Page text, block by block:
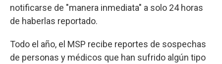
notificarse de "manera inmediata" a solo 24 horas
de haberlas reportado.
Todo el año, el MSP recibe reportes de sospechas
de personas y médicos que han sufrido algún tipo